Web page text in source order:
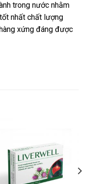
trong nước nhằm
nhất chất lượng
xứng đáng được